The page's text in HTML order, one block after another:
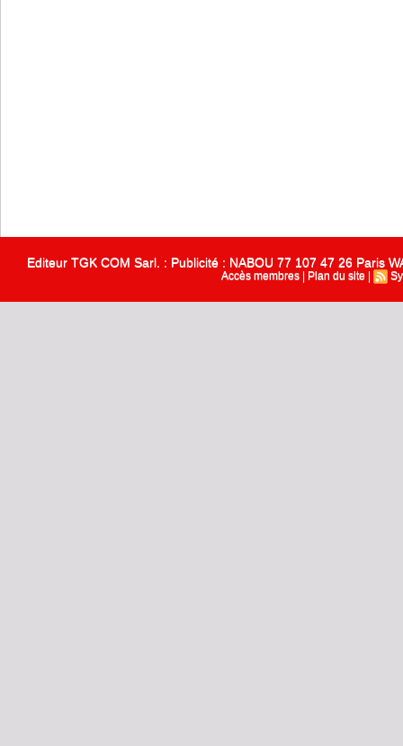
Editeur TGK COM Sarl. : Publicité : NABOU 77 107 47 26 Paris
Accès membres Plan du site